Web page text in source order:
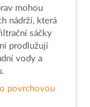
mohou
nádrží, která
sáčky
prodlužují
vody a
povrchovou